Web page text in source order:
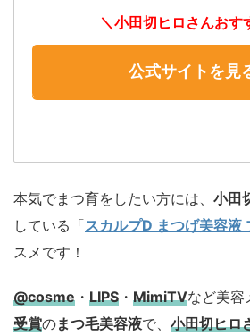
＼小田切ヒロさんおす
公式サイトを見
本気でまつ育をしたい方には、 小田
している「スカルプD まつげ美容液
スメです！
@cosme ・ LIPS ・ MimiTVなど美容
受賞のまつ毛美容液で、 小田切ヒロ